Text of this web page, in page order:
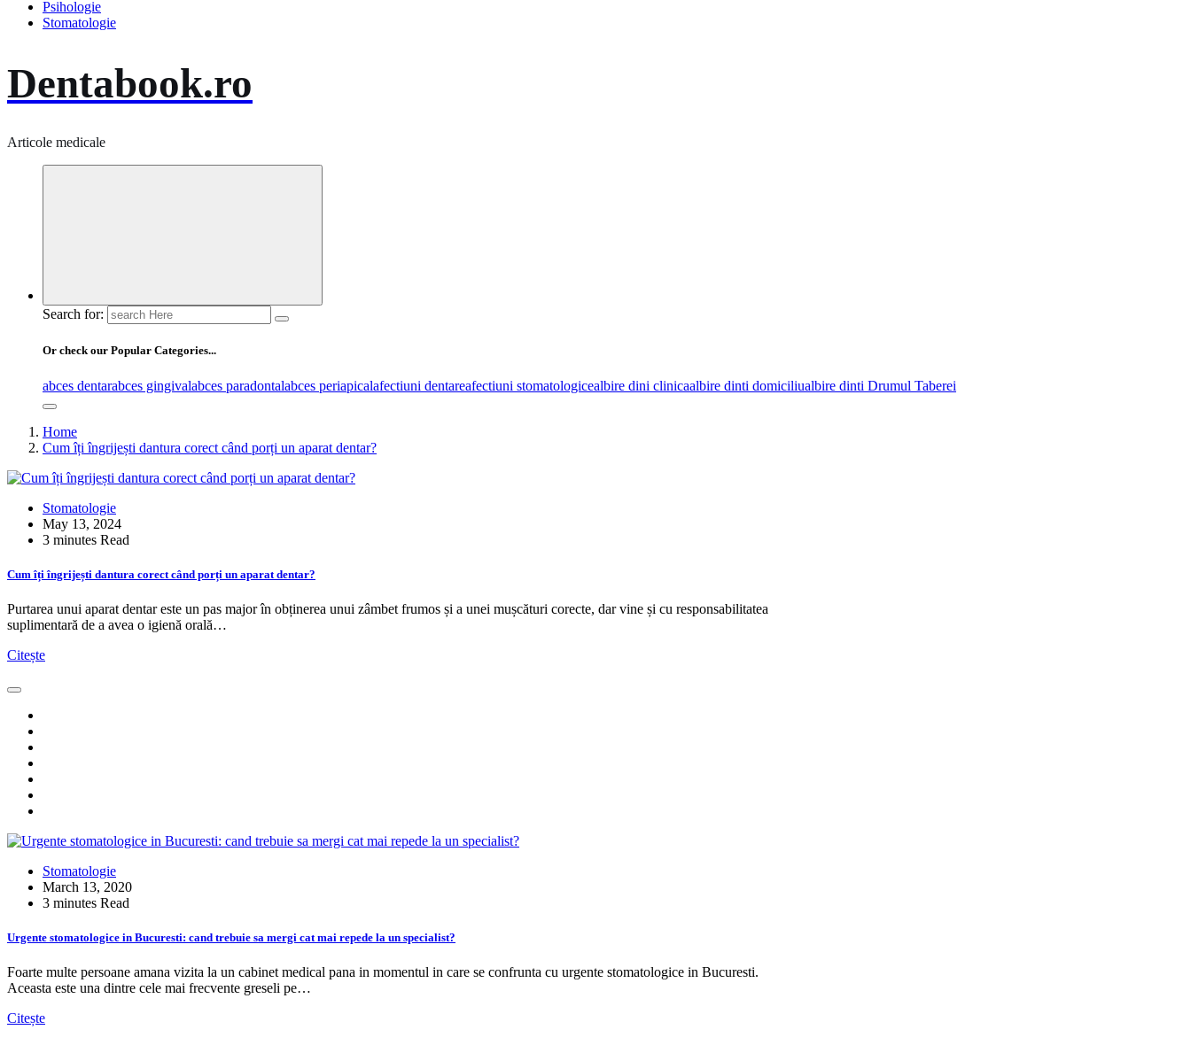
Psihologie
Stomatologie
Dentabook.ro
Articole medicale
Search for:
Or check our Popular Categories...
abces dentarabces gingivalabces paradontalabces periapicalafectiuni dentareafectiuni stomatologicealbire dini clinicaalbire dinti domiciliualbire dinti Drumul Taberei
Home
Cum îți îngrijești dantura corect când porți un aparat dentar?
Stomatologie
May 13, 2024
3 minutes Read
Cum îți îngrijești dantura corect când porți un aparat dentar?
Purtarea unui aparat dentar este un pas major în obținerea unui zâmbet frumos și a unei mușcături corecte, dar vine și cu responsabilitatea
suplimentară de a avea o igienă orală…
Citește
Stomatologie
March 13, 2020
3 minutes Read
Urgente stomatologice in Bucuresti: cand trebuie sa mergi cat mai repede la un specialist?
Foarte multe persoane amana vizita la un cabinet medical pana in momentul in care se confrunta cu urgente stomatologice in Bucuresti.
Aceasta este una dintre cele mai frecvente greseli pe…
Citește